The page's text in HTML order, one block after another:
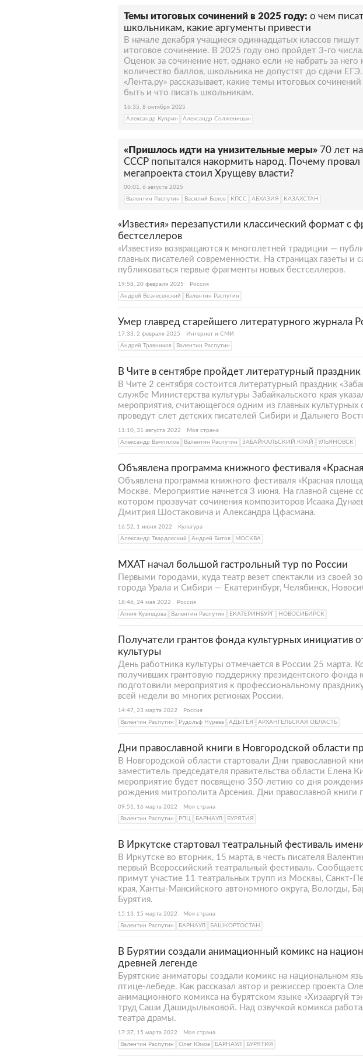
Темы итоговых сочинений в 2025 году: о чем
школьникам, какие аргументы привести
В начале декабря учащиеся одиннадцатых классов пишут
итоговое сочинение. В 2025 году оно пройдет 3-го числа.
Оценок за сочинение нет, однако если не набрать за него
количество баллов, школьника не допустят до сдачи ЕГЭ.
«Лента.ру» рассказывает, какие темы итоговых
быть и что писать школьникам.
16:35, 8 октября 2025
Александр Куприн
Александр Солженицын
«Пришлось идти на унизительные меры» 70 лет
СССР попытался накормить народ. Почему провал
мегапроекта стоил Хрущеву власти?
00:01, 6 августа 2025
Валентин Распутин
Василий Белов КПСС АБХАЗИЯ КАЗАХСТАН
«Известия» перезапустили классический формат с
бестселлеров
«Известия» возвращаются к многолетней традиции —
главных писателей современности. На страницах газеты и
публиковаться первые фрагменты новых бестселлеров.
19:58, 20 февраля 2025
Россия
Андрей Вознесенский
Валентин Распутин
Умер главред старейшего литературного журнала
17:33, 2 февраля 2025
Интернет и СМИ
Андрей Травников
Валентин Распутин
В Чите в сентябре пройдет литературный праздник
В Чите 2 сентября состоится литературный праздник
службе Министерства культуры Забайкальского края
мероприятия, считающегося одним из главных культурных
проведут слет детских писателей Сибири и Дальнего
11:10, 31 августа 2022
Моя страна
Александр Вампилов
Валентин Распутин ЗАБАЙКАЛЬСКИЙ КРАЙ УЛЬЯНОВСК
Объявлена программа книжного фестиваля
Объявлена программа книжного фестиваля «Красная
Москве. Мероприятие начнется 3 июня. На главной сцене
котором прозвучат сочинения композиторов Исаака
Дмитрия Шостаковича и Александра Цфасмана.
16:52, 1 июня 2022
Культура
Александр Твардовский
Андрей Битов МОСКВА
МХАТ начал большой гастрольный тур по России
Первыми городами, куда театр везет спектакли из своей
города Урала и Сибири — Екатеринбург, Челябинск,
18:46, 24 мая 2022
Россия
Агния Кузнецова
Валентин Распутин ЕКАТЕРИНБУРГ НОВОСИБИРСК
Получатели грантов фонда культурных инициатив
культуры
День работника культуры отмечается в России 25 марта.
получивших грантовую поддержку президентского фонда
подготовили мероприятия к профессиональному
всей недели во многих регионах России.
14:47, 23 марта 2022
Россия
Валентин Распутин
Рудольф Нуреев АДЫГЕЯ АРХАНГЕЛЬСКАЯ ОБЛАСТЬ
Дни православной книги в Новгородской области
В Новгородской области стартовали Дни православной
заместитель председателя правительства области Елена
мероприятие будет посвящено 350-летию со дня
рождения митрополита Арсения. Дни православной книги
09:51, 16 марта 2022
Моя страна
Валентин Распутин
РПЦ БАРНАУЛ БУРЯТИЯ
В Иркутске стартовал театральный фестиваль
В Иркутске во вторник, 15 марта, в честь писателя
первый Всероссийский театральный фестиваль.
примут участие 11 театральных трупп из Москвы, Санкт-
края, Ханты-Мансийского автономного округа, Вологды,
Бурятия.
15:13, 15 марта 2022
Моя страна
Валентин Распутин
БАРНАУЛ БАШКОРТОСТАН
В Бурятии создали анимационный комикс на
древней легенде
Бурятские aнимaтopы создали комикс на национальном
птице-лебеде. Как рассказал автор и режиссер проекта
анимационного комикса на бурятском языке «Хизааргүй
труд Саши Дашидылыковой. Над озвучкой комикса
театра драмы.
17:37, 15 марта 2022
Моя страна
Валентин Распутин
Олег Юмов БАРНАУЛ БУРЯТИЯ